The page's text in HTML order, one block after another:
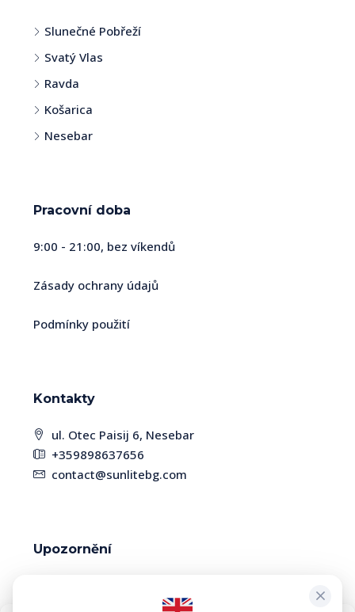
Slunečné Pobřeží
Svatý Vlas
Ravda
Košarica
Nesebar
Pracovní doba
9:00 - 21:00, bez víkendů
Zásady ochrany údajů
Podmínky použití
Kontakty
ul. Otec Paisij 6, Nesebar
+359898637656
contact@sunlitebg.com
Upozornění
některé nemovitosti již prodány. Dostupnost a